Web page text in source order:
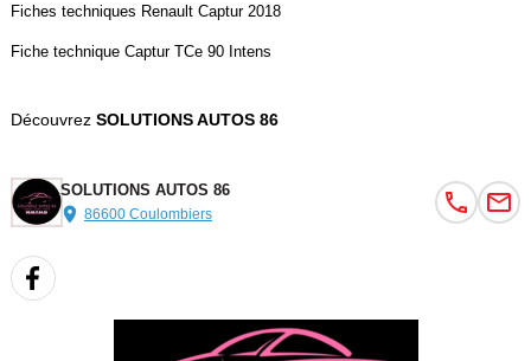
Fiches techniques Renault Captur 2018
Fiche technique Captur TCe 90 Intens
Découvrez SOLUTIONS AUTOS 86
SOLUTIONS AUTOS 86
86600 Coulombiers